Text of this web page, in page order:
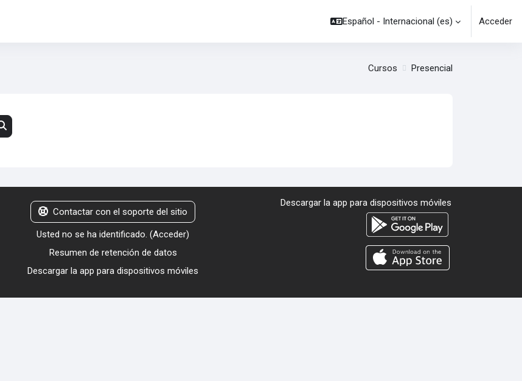
Español - Internacional ‎(es)‎ Acceder
Cursos Presencial
Buscar cursos
Contactar con el soporte del sitio
Usted no se ha identificado. (Acceder)
Resumen de retención de datos
Descargar la app para dispositivos móviles
Descargar la app para dispositivos móviles